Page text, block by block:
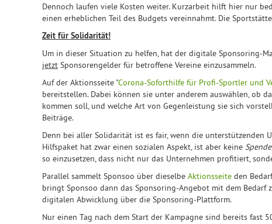
Dennoch laufen viele Kosten weiter. Kurzarbeit hilft hier nur
einen erheblichen Teil des Budgets vereinnahmt. Die
Zeit für Solidarität!
Um in dieser Situation zu helfen, hat der digitale Sponsoring-
jetzt Sponsorengelder für betroffene Vereine einzusammeln.
Auf der Aktionsseite "Corona-Soforthilfe für Profi-Sportler und
bereitstellen. Dabei können sie unter anderem auswählen, ob
kommen soll, und welche Art von Gegenleistung sie sich
Beiträge.
Denn bei aller Solidarität ist es fair, wenn die unterstützenden
Hilfspaket hat zwar einen sozialen Aspekt, ist aber keine Spende
so einzusetzen, dass nicht nur das Unternehmen profitiert,
Parallel sammelt Sponsoo über dieselbe Aktionsseite den
bringt Sponsoo dann das Sponsoring-Angebot mit dem
digitalen Abwicklung über die Sponsoring-Plattform.
Nur einen Tag nach dem Start der Kampagne sind bereits fast